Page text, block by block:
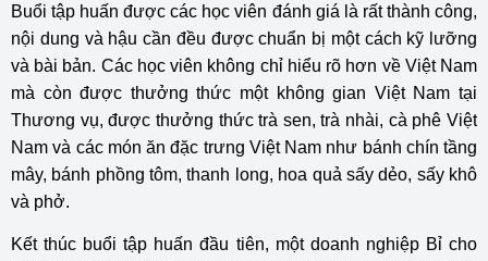
Buổi tập huấn được các học viên đánh giá là rất thành công,
nội dung và hậu cần đều được chuẩn bị một cách kỹ lưỡng
và bài bản. Các học viên không chỉ hiểu rõ hơn về Việt Nam
mà còn được thưởng thức một không gian Việt Nam tại
Thương vụ, được thưởng thức trà sen, trà nhài, cà phê Việt
Nam và các món ăn đặc trưng Việt Nam như bánh chín tầng
mây, bánh phồng tôm, thanh long, hoa quả sấy dẻo, sấy khô
và phở.
Kết thúc buổi tập huấn đầu tiên, một doanh nghiệp Bỉ cho